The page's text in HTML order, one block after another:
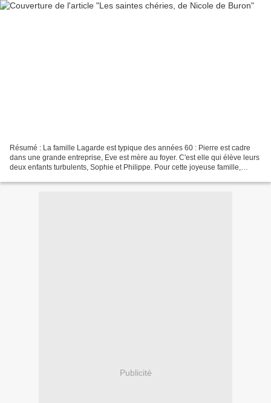
Résumé : La famille Lagarde est typique des années 60 : Pierre est cadre
dans une grande entreprise, Eve est mère au foyer. C'est elle qui élève leurs
deux enfants turbulents, Sophie et Philippe. Pour cette joyeuse famille,
Publicité